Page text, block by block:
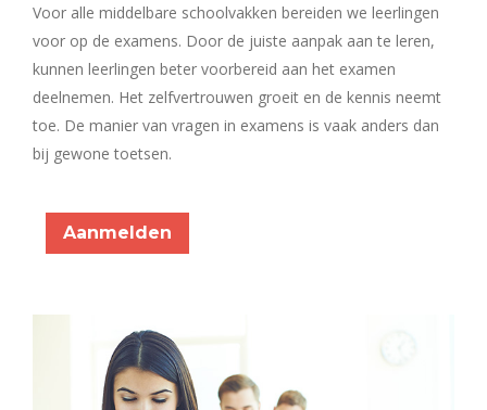
Voor alle middelbare schoolvakken bereiden we leerlingen
voor op de examens. Door de juiste aanpak aan te leren,
kunnen leerlingen beter voorbereid aan het examen
deelnemen. Het zelfvertrouwen groeit en de kennis neemt
toe. De manier van vragen in examens is vaak anders dan
bij gewone toetsen.
Aanmelden